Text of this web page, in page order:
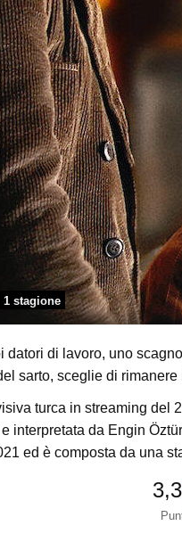
1 stagione
datori di lavoro, uno
sarto, sceglie di rimanere
turca in streaming del
interpretata da Engin
ed è composta da una
3,3